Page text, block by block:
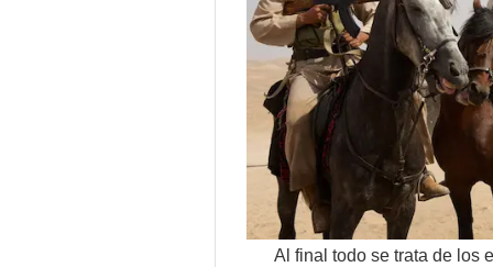
Al final todo se trata de los